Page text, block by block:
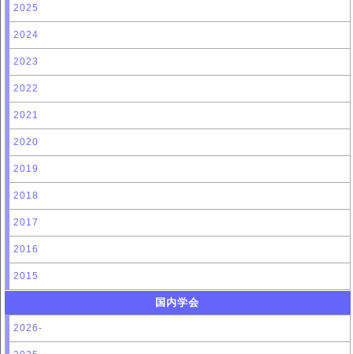
2025
2024
2023
2022
2021
2020
2019
2018
2017
2016
2015
国内学会
2026-